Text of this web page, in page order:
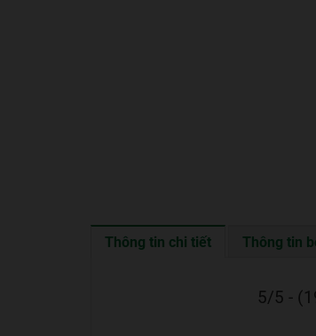
Thông tin chi tiết Thông tin
5/5 -